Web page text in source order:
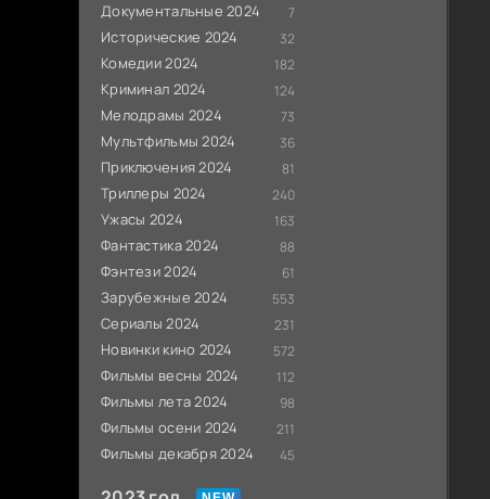
Документальные 2024 7
Исторические 2024 32
Комедии 2024 182
Криминал 2024 124
Мелодрамы 2024 73
Мультфильмы 2024 36
Приключения 2024 81
Триллеры 2024 240
Ужасы 2024 163
Фантастика 2024 88
Фэнтези 2024 61
Зарубежные 2024 553
Сериалы 2024 231
Новинки кино 2024 572
Фильмы весны 2024 112
Фильмы лета 2024 98
Фильмы осени 2024 211
Фильмы декабря 2024 45